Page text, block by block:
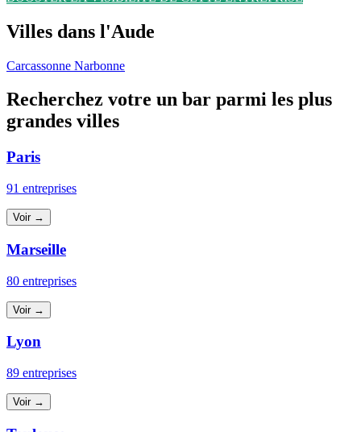
Villes dans l'Aude
Carcassonne Narbonne
Recherchez votre un bar parmi les plus
grandes villes
Paris
91 entreprises
Voir →
Marseille
80 entreprises
Voir →
Lyon
89 entreprises
Voir →